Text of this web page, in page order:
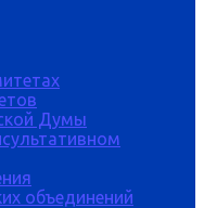
Думы
объединений